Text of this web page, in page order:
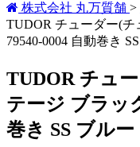
株式会社 丸万質舗 >
TUDOR チューダー(チ
79540-0004 自動巻き
TUDOR チュ
テージ ブラッ
巻き SS ブルー